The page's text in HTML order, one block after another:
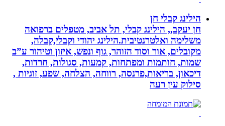
הילינג קבלי חן
חן יעקב,, הילינג קבלי, תל אביב, מטפלים ברפואה
משלימה ואלטרנטיבית.הילינג יהודי וקבלי,קבלה,
מקובלים, אור וסוד הזוהר, גוף ונפש, איזון וטיהור ע”ב
שמות, חותמות ומפתחות, קמעות, סגולות, חרדות,
דיכאון, בריאות,פרנסה, רווחה, הצלחה, שפע, זוגיות ,
סילוק עין רעה